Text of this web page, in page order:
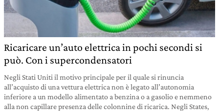
Ricaricare un’auto elettrica in pochi secondi si
può. Con i supercondensatori
Negli Stati Uniti il motivo principale per il quale si rinuncia
all’acquisto di una vettura elettrica non è legato all’autonomia
inferiore a un modello alimentato a benzina o a gasolio e nemmeno
alla non capillare presenza delle colonnine di ricarica. Negli States,